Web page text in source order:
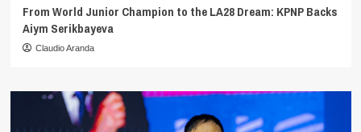
From World Junior Champion to the LA28 Dream: KPNP Backs
Aiym Serikbayeva
Claudio Aranda